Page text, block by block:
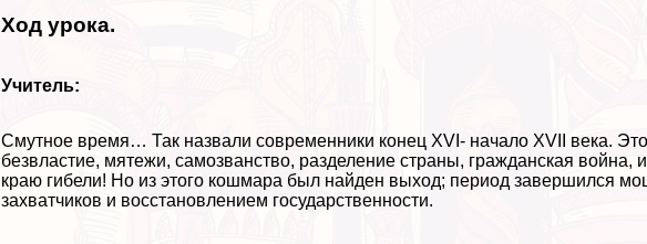
Ход урока.
Учитель:
Смутное время… Так назвали современники конец XVI- начало XVII века.
безвластие, мятежи, самозванство, разделение страны, гражданская
краю гибели! Но из этого кошмара был найден выход; период завершился
захватчиков и восстановлением государственности.